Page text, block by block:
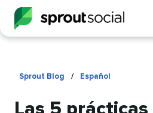
Sprout Blog / Español